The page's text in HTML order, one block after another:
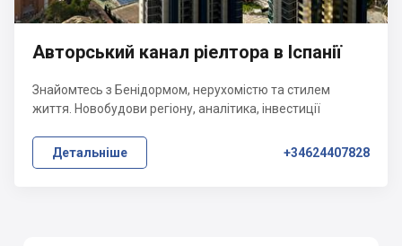
Авторський канал ріелтора в Іспанії
Знайомтесь з Бенідормом, нерухомістю та стилем
життя. Новобудови регіону, аналітика, інвестиції
Детальніше +34624407828